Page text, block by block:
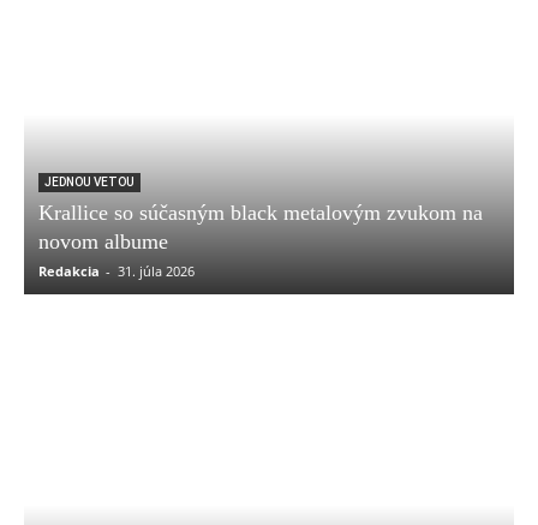
JEDNOU VETOU
Krallice so súčasným black metalovým zvukom na
novom albume
Redakcia - 31. júla 2026